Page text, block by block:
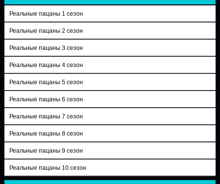
Реальные пацаны 1 сезон
Реальные пацаны 2 сезон
Реальные пацаны 3 сезон
Реальные пацаны 4 сезон
Реальные пацаны 5 сезон
Реальные пацаны 6 сезон
Реальные пацаны 7 сезон
Реальные пацаны 8 сезон
Реальные пацаны 9 сезон
Реальные пацаны 10 сезон